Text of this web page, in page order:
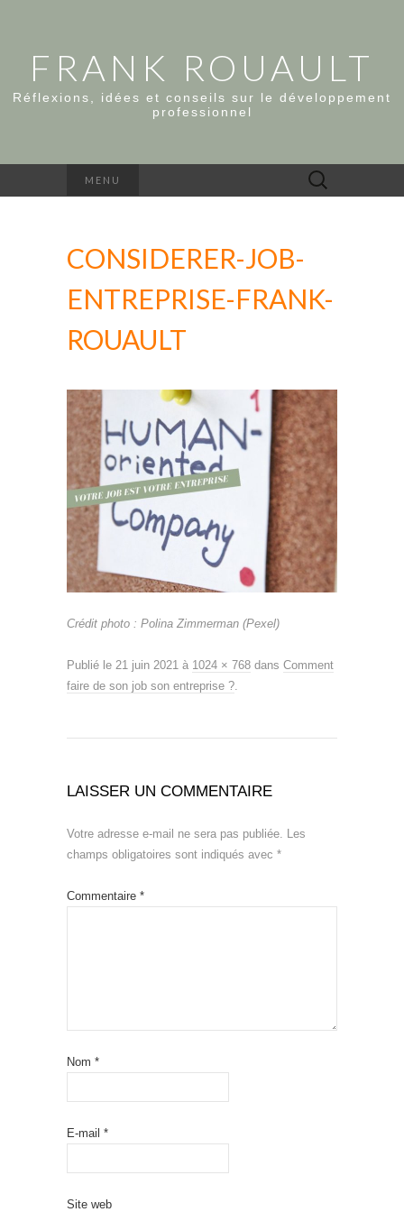
FRANK ROUAULT
Réflexions, idées et conseils sur le développement
professionnel
MENU Rechercher :
CONSIDERER-JOB-
ENTREPRISE-FRANK-
ROUAULT
Crédit photo : Polina Zimmerman (Pexel)
Publié le 21 juin 2021 à 1024 × 768 dans Comment
faire de son job son entreprise ?.
LAISSER UN COMMENTAIRE
Votre adresse e-mail ne sera pas publiée. Les
champs obligatoires sont indiqués avec *
Commentaire *
Nom *
E-mail *
Site web